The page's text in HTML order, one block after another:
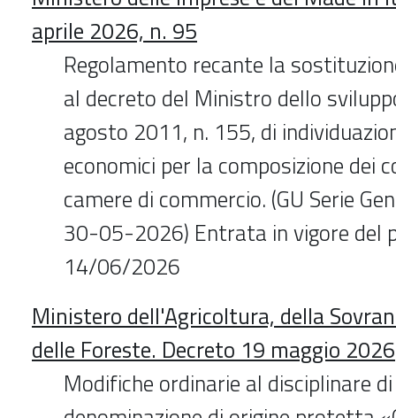
aprile 2026, n. 95
Regolamento recante la
al decreto del Ministro dello
agosto 2011, n. 155, di
economici per la composizione dei
camere di commercio. (GU Serie
30-05-2026) Entrata in vigore del
14/06/2026
Ministero dell'Agricoltura, della
delle Foreste. Decreto 19 maggio 2026
Modifiche ordinarie al disciplinare